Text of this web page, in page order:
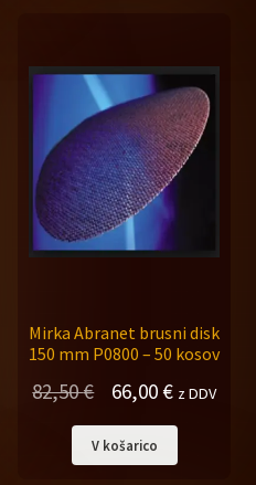
Mirka Abranet brusni disk
150 mm P0800 – 50 kosov
82,50€
Izvirna
cena
je
66,00 €Trenutna
cena
je:
z DDV
V košarico